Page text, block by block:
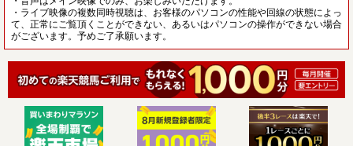
・ライブ映像の複数同時視聴は、お客様のパソコンの性能や回線の状態によっ
て、正常にご覧頂くことができない、あるいはパソコンの操作ができない場合
がございます。予めご了承願います。